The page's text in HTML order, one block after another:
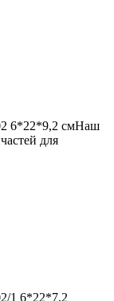
6*22*9,2 смНаш
для
1 6*22*7,2